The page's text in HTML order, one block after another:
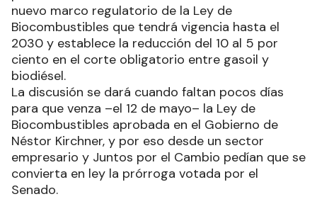
nuevo marco regulatorio de la Ley de
Biocombustibles que tendrá vigencia hasta el
2030 y establece la reducción del 10 al 5 por
ciento en el corte obligatorio entre gasoil y
biodiésel.
La discusión se dará cuando faltan pocos días
para que venza –el 12 de mayo– la Ley de
Biocombustibles aprobada en el Gobierno de
Néstor Kirchner, y por eso desde un sector
empresario y Juntos por el Cambio pedían que se
convierta en ley la prórroga votada por el
Senado.